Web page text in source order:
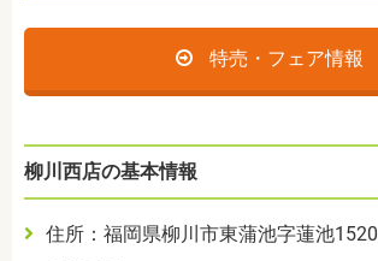
特売・フェア情報
柳川西店の基本情報
住所：福岡県柳川市東蒲池字蓮池1520